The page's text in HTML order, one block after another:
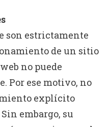
son estrictamente
de un sitio
no puede
Por ese motivo, no
explícito
embargo, su